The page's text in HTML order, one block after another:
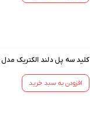
کلید سه پل دلند الکتریک
افزودن به سبد خرید